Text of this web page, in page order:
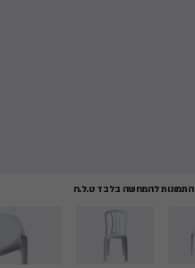
התמונות להמחשה בלבד ט.ל.ח